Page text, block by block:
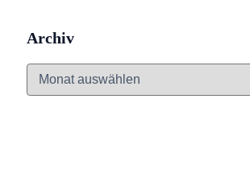
Archiv